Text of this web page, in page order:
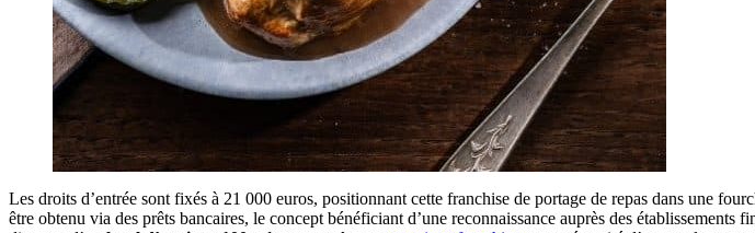
Les droits d’entrée sont fixés à 21 000 euros, positionnant cette franchise de portage de repas dans une
être obtenu via des prêts bancaires, le concept bénéficiant d’une reconnaissance auprès des